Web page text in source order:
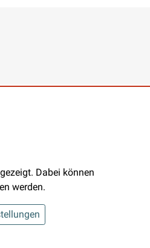
Dabei können
werden.